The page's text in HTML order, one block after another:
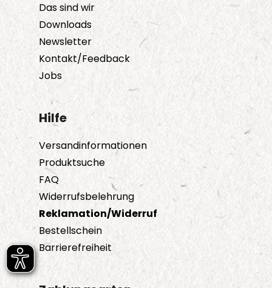
Das sind wir
Downloads
Newsletter
Kontakt/Feedback
Jobs
Hilfe
Versandinformationen
Produktsuche
FAQ
Widerrufsbelehrung
Reklamation/Widerruf
Bestellschein
Barrierefreiheit